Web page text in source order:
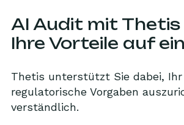
AI Audit mit Thetis
Ihre Vorteile auf
Thetis unterstützt Sie dabei,
regulatorische Vorgaben
verständlich.